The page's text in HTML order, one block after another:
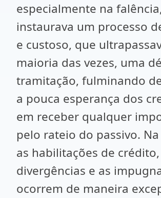
especialmente na
instaurava um processo
e custoso, que
maioria das vezes, uma
tramitação, fulminando
a pouca esperança dos
em receber qualquer
pelo rateio do passivo.
as habilitações de
divergências e as
ocorrem de maneira